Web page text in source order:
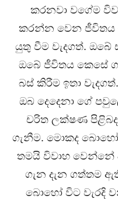
කරනවා වගේම
කරන්න වෙන ජීවිතය
යුතු වීම වැදගත්.
ඔබේ ජීවිතය කෙසේ
බස් කිරීම ඉතා
ඔබ දෙදෙනා ගේ
චරිත ලක්ෂණ
ගැනීම. මොකද
තමයි විවාහ වෙන්නේ
ගැන දැන ගත්තම
බොහෝ විට වැරදි